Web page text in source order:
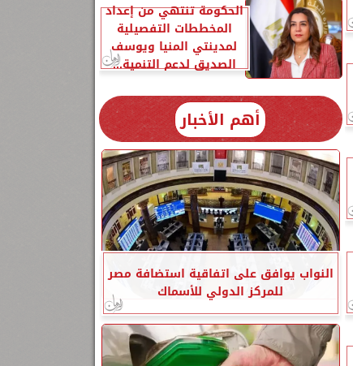
الحكومة تنتهي من إعداد
المخططات التفصيلية
لمدينتي المنيا ويوسف
الصديق لدعم التنمية...
أهم الأخبار
النواب يوافق على اتفاقية استضافة مصر
للمركز الدولي للأسماك